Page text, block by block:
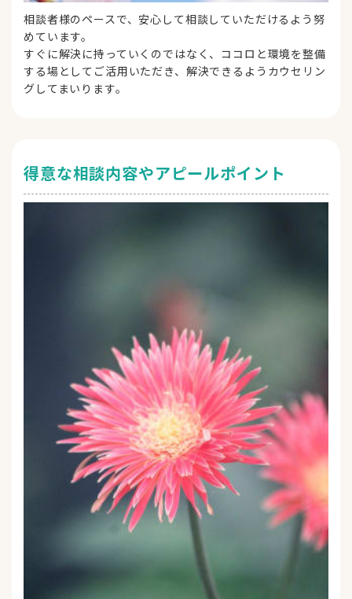
相談者様のペースで、安心して相談していただけるよう努
めています。
すぐに解決に持っていくのではなく、ココロと環境を整備
する場としてご活用いただき、解決できるようカウセリン
グしてまいります。
得意な相談内容やアピールポイント